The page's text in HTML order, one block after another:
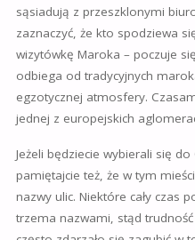
sąsiadują z przeszklonymi
zaznaczyć, że kto spodziewa
wizytówkę Maroka – poczuje
odbiega od tradycyjnych
egzotycznej atmosfery.
jednej z europejskich
Jeżeli będziecie wybierali się
pamiętajcie też, że w tym
nazwy ulic. Niektóre cały czas
trzema nazwami, stąd